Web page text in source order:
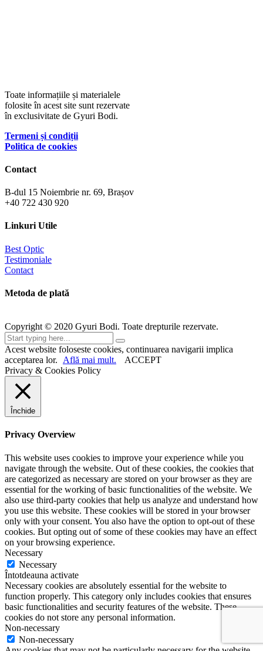
Toate informațiile și materialele
folosite în acest site sunt rezervate
în exclusivitate de Gyuri Bodi.
Termeni și condiții
Politica de cookies
Contact
B-dul 15 Noiembrie nr. 69, Brașov
+40 722 430 920
Linkuri Utile
Best Optic
Testimoniale
Contact
Metoda de plată
Copyright © 2020 Gyuri Bodi. Toate drepturile rezervate.
Acest website foloseste cookies, continuarea navigarii implica
acceptarea lor.
Află mai mult.
ACCEPT
Privacy & Cookies Policy
Închide
Privacy Overview
This website uses cookies to improve your experience while you
navigate through the website. Out of these cookies, the cookies that
are categorized as necessary are stored on your browser as they are
essential for the working of basic functionalities of the website. We
also use third-party cookies that help us analyze and understand how
you use this website. These cookies will be stored in your browser
only with your consent. You also have the option to opt-out of these
cookies. But opting out of some of these cookies may have an effect
on your browsing experience.
Necessary
Necessary
Întotdeauna activate
Necessary cookies are absolutely essential for the website to
function properly. This category only includes cookies that ensures
basic functionalities and security features of the website. These
cookies do not store any personal information.
Non-necessary
Non-necessary